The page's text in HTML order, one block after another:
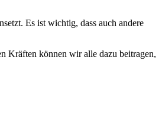
Es ist wichtig, dass auch andere
Kräften können wir alle dazu beitragen,